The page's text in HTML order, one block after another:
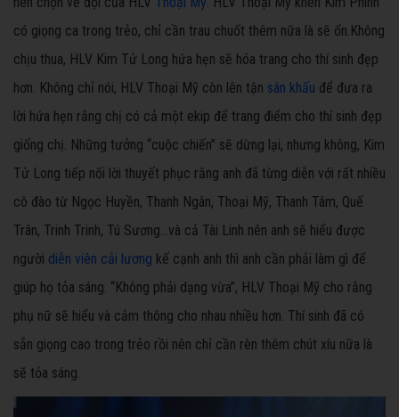
có giọng ca trong trẻo, chỉ cần trau chuốt thêm nữa là sẽ ổn.Không
chịu thua, HLV Kim Tử Long hứa hẹn sẽ hóa trang cho thí sinh đẹp
hơn. Không chỉ nói, HLV Thoại Mỹ còn lên tận sân khấu để đưa ra
lời hứa hẹn rằng chị có cả một ekip để trang điểm cho thí sinh đẹp
giống chị. Những tưởng “cuộc chiến” sẽ dừng lại, nhưng không, Kim
Tử Long tiếp nối lời thuyết phục rằng anh đã từng diễn với rất nhiều
cô đào từ Ngọc Huyền, Thanh Ngân, Thoại Mỹ, Thanh Tâm, Quế
Trân, Trinh Trinh, Tú Sương...và cả Tài Linh nên anh sẽ hiểu được
người diễn viên cải lương kế cạnh anh thì anh cần phải làm gì để
giúp họ tỏa sáng. “Không phải dạng vừa”, HLV Thoại Mỹ cho rằng
phụ nữ sẽ hiểu và cảm thông cho nhau nhiều hơn. Thí sinh đã có
sẵn giọng cao trong trẻo rồi nên chỉ cần rèn thêm chút xíu nữa là
sẽ tỏa sáng.